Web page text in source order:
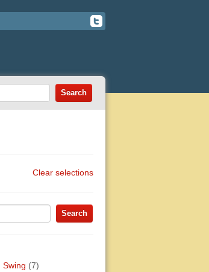
Clear selections
Swing (7)